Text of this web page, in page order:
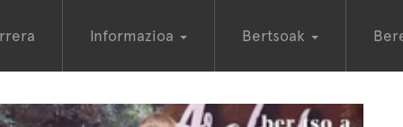
Informazioa Bertsoak